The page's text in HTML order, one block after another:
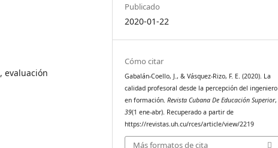
evaluación
Publicado
2020-01-22
Cómo citar
Gabalán-Coello, J., & Vásquez-Rizo, F. E. (2020). La
calidad profesoral desde la percepción del ingeniero
en formación.Revista Cubana De Educación Superior,
39(1 ene-abr). Recuperado a partir de
https://revistas.uh.cu/rces/article/view/2219
Más formatos de cita